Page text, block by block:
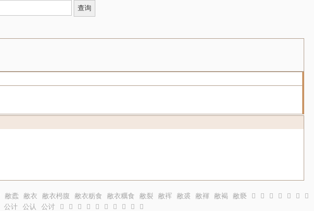
敝蠹 敝衣 敝衣枵腹 敝衣粝食 敝衣糲食 敝裂 敝裈 敝裘 敝褌 敝褐 敝褻 𢭈 𢭉 𢭊 𢭋 𢭌 𢭍
𢭎
公计 公认 公讨 𦸨 𦸩 𦸪 𦸫 𦸬 𦸭 𦸮 𦸯 𦸰 𦸰